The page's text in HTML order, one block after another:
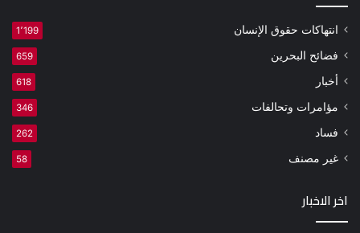
انتهاكات حقوق الإنسان 1٬199
فضائح البحرين 659
أخبار 618
مؤامرات وتحالفات 346
فساد 262
غير مصنف 58
اخر الاخبار